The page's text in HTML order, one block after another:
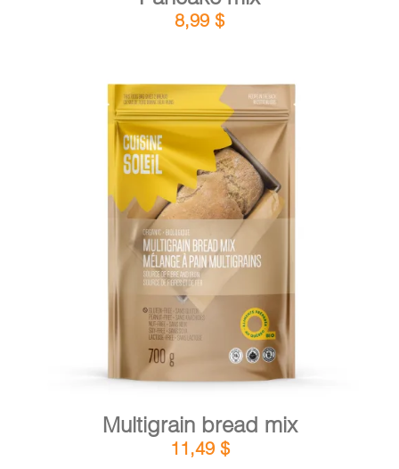
8,99 $
ADD TO CART / DETAILS
Multigrain bread mix
11,49 $